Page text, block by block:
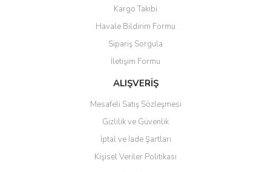
Kargo Takibi
Havale Bildirim Formu
Sipariş Sorgula
İletişim Formu
ALIŞVERİŞ
Mesafeli Satış Sözleşmesi
Gizlilik ve Güvenlik
İptal ve İade Şartları
Kişisel Veriler Politikası